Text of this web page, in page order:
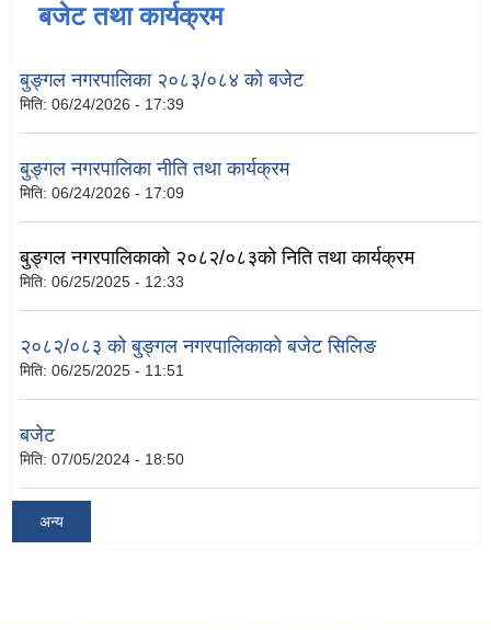
बजेट तथा कार्यक्रम
बुङ्गल नगरपालिका २०८३/०८४ को बजेट
मिति: 06/24/2026 - 17:39
बुङ्गल नगरपालिका नीति तथा कार्यक्रम
मिति: 06/24/2026 - 17:09
बुङ्गल नगरपालिकाको २०८२/०८३को निति तथा कार्यक्रम
मिति: 06/25/2025 - 12:33
२०८२/०८३ को बुङ्गल नगरपालिकाको बजेट सिलिङ
मिति: 06/25/2025 - 11:51
बजेट
मिति: 07/05/2024 - 18:50
अन्य